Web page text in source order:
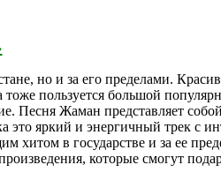
но и за его пределами.
пользуется большой
Жаман представляет
это яркий и энергичный трек с
хитом в государстве и за ее
которые смогут